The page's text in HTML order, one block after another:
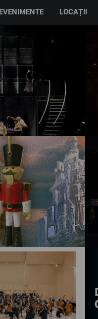
EVENIMENTE LOCAȚII